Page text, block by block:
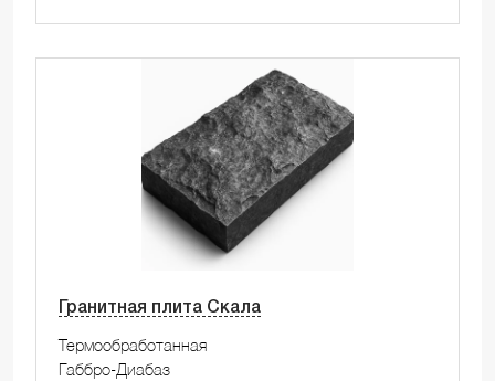
Гранитная плита Скала
Термообработанная
Габбро-Диабаз